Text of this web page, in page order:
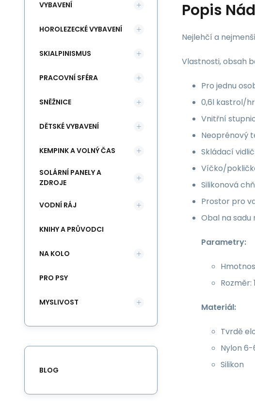
Popis
Nejlehčí a
Vlastnosti, obsah
Pro jednu
0,6l kastrol/
Vnitřní
Neoprénový
Skládací
Víčko/
Silikonová
Prostor pro
Obal na
Parametry:
Rozměr:
Materiál:
Tvrdě
Nylon 6-
Silikon
VYBAVENÍ
HOROLEZECKÉ VYBAVENÍ
SKIALPINISMUS
PRACOVNÍ SFÉRA
SNĚŽNICE
DĚTSKÉ VYBAVENÍ
KEMPINK A VOLNÝ ČAS
SOLÁRNÍ PANELY A
ZDROJE
VODNÍ RÁJ
KNIHY A PRŮVODCI
NA KOLO
PRO PSY
MYSLIVOST
BLOG